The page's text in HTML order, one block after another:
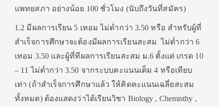
แพทยสภา อย่างน้อย 100 ชั่วโมง (นับถึงวันที่สมัคร)
1.2 มีผลการเรียน 5 เทอม ไม่ต่ำกว่า 3.50 หรือ สำหรับผู้ที่
สำเร็จการศึกษาจะต้องมีผลการเรียนสะสม ไม่ต่ำกว่า 6
เทอม 3.50 และผู้ที่ทีผลการเรียนสะสม ม.6 ตั้งแต่ เกรด 10
– 11 ไม่ต่ำกว่า 3.50 จากระบบคะแนนเต็ม 4 หรือเทียบ
เท่า (ถ้าสำเร็จการศึกษาแล้ว ให้คิดคะแนนเฉลี่ยสะสม
ทั้งหมด) ต้องแสดงว่าได้เรียนวิชา Biology , Chemisthy ,